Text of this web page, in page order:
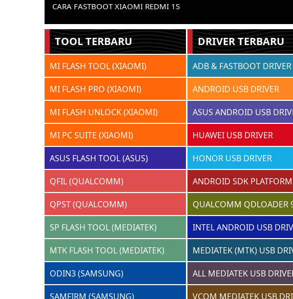
CARA FASTBOOT XIAOMI REDMI 1S
TOOL TERBARU
MI FLASH TOOL (XIAOMI)
MI FLASH PRO (XIAOMI)
MI FLASH UNLOCK (XIAOMI)
MI PC SUITE (XIAOMI)
ASUS FLASH TOOL (ASUS)
QFIL (QUALCOMM)
QPST (QUALCOMM)
SP FLASH TOOL (MEDIATEK)
MTK FLASH TOOL (MEDIATEK)
ODIN3 (SAMSUNG)
SAMFIRM (SAMSUNG)
DRIVER TERBARU
ADB & FASTBOOT DRIVER
ANDROID USB DRIVER
ASUS ANDROID USB
HUAWEI USB DRIVER
HONOR USB DRIVER
ANDROID SDK
QUALCOMM QDLOADER
INTEL ANDROID USB
MEDIATEK (MTK) USB
ALL MEDIATEK USB
VCOM MEDIATEK USB